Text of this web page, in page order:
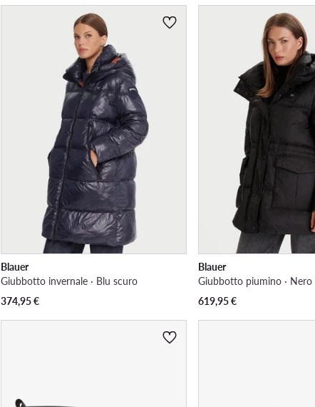
Blauer
Giubbotto invernale · Blu scuro
374,95€
Blauer
Giubbotto piumino · Nero
619,95€